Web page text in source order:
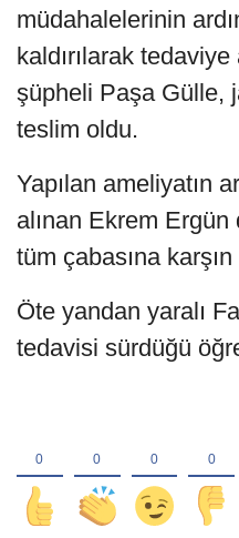
müdahalelerinin
kaldırılarak tedaviye
şüpheli Paşa Gülle,
teslim oldu.
Yapılan ameliyatın
alınan Ekrem Ergün
tüm çabasına karşın
Öte yandan yaralı
tedavisi sürdüğü